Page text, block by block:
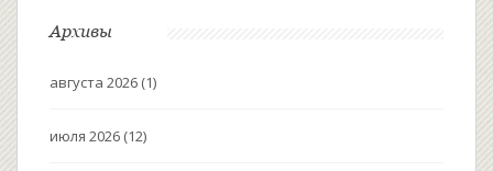
Архивы
августа 2026 (1)
июля 2026 (12)